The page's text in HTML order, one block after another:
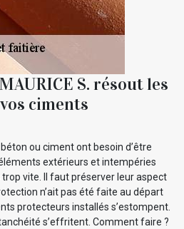
S. résout les
ciments
ou ciment ont besoin d’être
extérieurs et intempéries
trop vite. Il faut préserver leur aspect
n’ait pas été faite au départ
protecteurs installés s’estompent.
s’effritent. Comment faire ?